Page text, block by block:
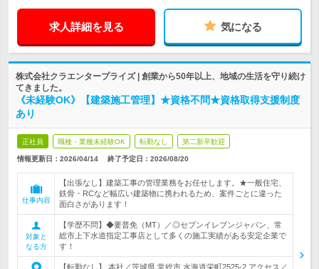
求人詳細を見る 気になる
株式会社クラエンタープライズ | 創業から50年以上、地域の生活を守り続け
てきました。
《未経験OK》【建築施工管理】★資格不問★資格取得支援制度
あり
正社員 職種・業種未経験OK 転勤なし 第二新卒歓迎
情報更新日：2026/04/14 終了予定日： 2026/08/20
仕事内容
【出張なし】建築工事の管理業務をお任せします。★一般住宅、
鉄骨・RCなど幅広い建築物に携われるため、案件ごとに違った
面白さがあります！
対象と
なる方
【学歴不問】◆要普免（MT）／◎セブンイレブンジャパン、常
総市上下水道指定工事店として多くの施工実績がある安定企業で
す！
【転勤なし】 本社／茨城県 常総市 水海道栄町2525-2 アクセス／